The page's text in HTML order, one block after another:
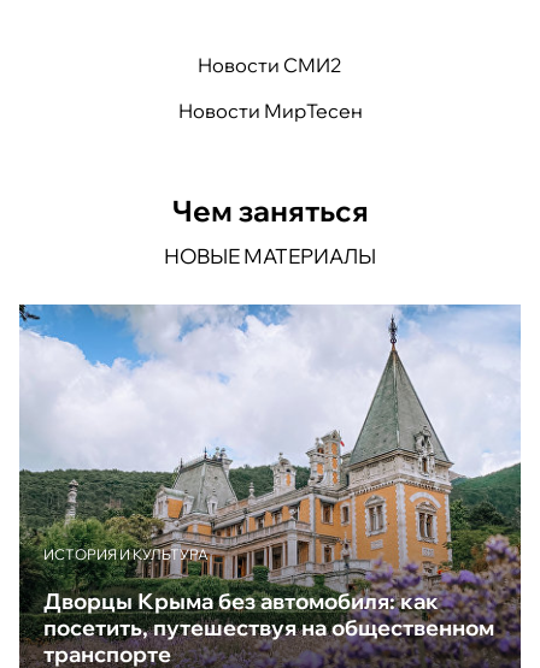
Новости СМИ2
Новости МирТесен
Чем заняться
НОВЫЕ МАТЕРИАЛЫ
ИСТОРИЯ И КУЛЬТУРА
Дворцы Крыма без автомобиля: как
посетить, путешествуя на общественном
транспорте